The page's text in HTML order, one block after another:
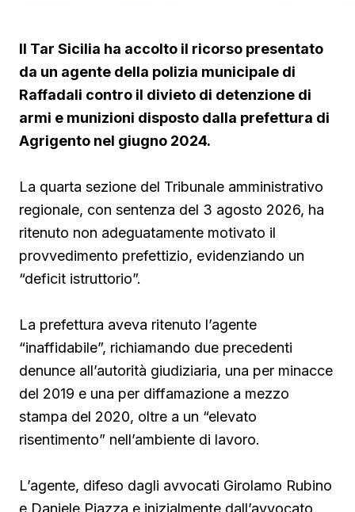
Il Tar Sicilia ha accolto il ricorso presentato
da un agente della polizia municipale di
Raffadali contro il divieto di detenzione di
armi e munizioni disposto dalla prefettura di
Agrigento nel giugno 2024.
La quarta sezione del Tribunale amministrativo
regionale, con sentenza del 3 agosto 2026, ha
ritenuto non adeguatamente motivato il
provvedimento prefettizio, evidenziando un
“deficit istruttorio”.
La prefettura aveva ritenuto l’agente
“inaffidabile”, richiamando due precedenti
denunce all’autorità giudiziaria, una per minacce
del 2019 e una per diffamazione a mezzo
stampa del 2020, oltre a un “elevato
risentimento” nell’ambiente di lavoro.
L’agente, difeso dagli avvocati Girolamo Rubino
e Daniele Piazza e inizialmente dall’avvocato